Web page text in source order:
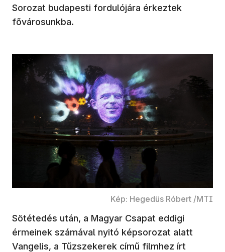
Sorozat budapesti fordulójára érkeztek
fővárosunkba.
Kép: Hegedüs Róbert /MTI
Sötétedés után, a Magyar Csapat eddigi
érmeinek számával nyitó képsorozat alatt
Vangelis, a Tűzszekerek című filmhez írt